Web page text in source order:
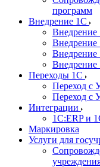
программ
Внедрение 1С
Внедрение
Внедрение
Переходы 1С
Переход с
Переход с
Интеграции
1С:ERP и
Маркировка
Услуги для